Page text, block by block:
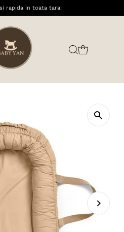
rapida in toata tara.